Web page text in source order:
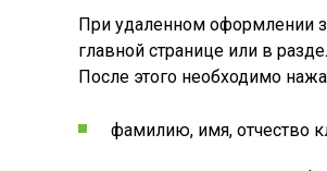
При удаленном оформлении
главной странице или в
После этого необходимо
фамилию, имя, отчество